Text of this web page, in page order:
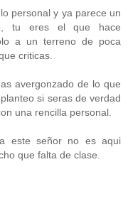
personal y ya parece un
tu eres el que hace
a un terreno de poca
criticas.
avergonzado de lo que
si seras de verdad
una rencilla personal.
este señor no es aqui
que falta de clase.